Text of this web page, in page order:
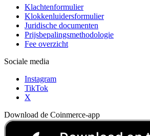
Klachtenformulier
Klokkenluidersformulier
Juridische documenten
Prijsbepalingsmethodologie
Fee overzicht
Sociale media
Instagram
TikTok
X
Download de Coinmerce-app